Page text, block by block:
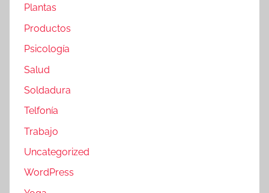
Plantas
Productos
Psicología
Salud
Soldadura
Telfonía
Trabajo
Uncategorized
WordPress